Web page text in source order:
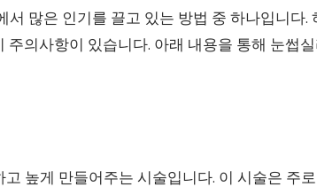
서 많은 인기를 끌고 있는 방법 중 하나입니다.
주의사항이 있습니다. 아래 내용을 통해 눈썹
높게 만들어주는 시술입니다. 이 시술은 주